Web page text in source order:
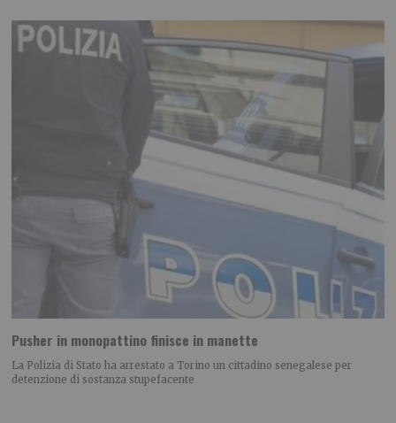
Pusher in monopattino finisce in manette
La Polizia di Stato ha arrestato a Torino un cittadino senegalese per
detenzione di sostanza stupefacente